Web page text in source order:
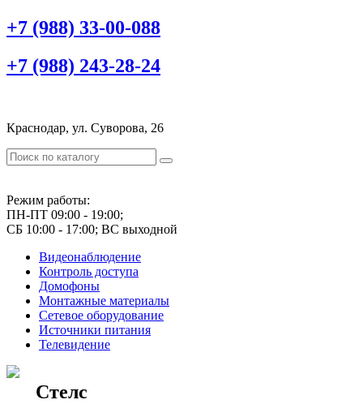
+7 (988) 33-00-088
+7 (988) 243-28-24
Краснодар, ул. Суворова, 26
Режим работы:
ПН-ПТ 09:00 - 19:00;
СБ 10:00 - 17:00; ВС выходной
Видеонаблюдение
Контроль доступа
Домофоны
Монтажные материалы
Сетевое оборудование
Источники питания
Телевидение
Стелс